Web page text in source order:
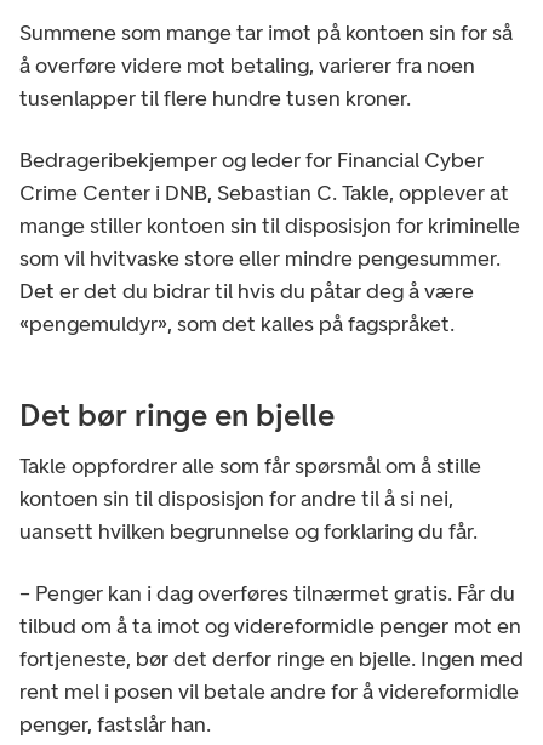
Summene som mange tar imot på kontoen sin for så
å overføre videre mot betaling, varierer fra noen
tusenlapper til flere hundre tusen kroner.
Bedrageribekjemper og leder for Financial Cyber
Crime Center i DNB, Sebastian C. Takle, opplever at
mange stiller kontoen sin til disposisjon for kriminelle
som vil hvitvaske store eller mindre pengesummer.
Det er det du bidrar til hvis du påtar deg å være
«pengemuldyr», som det kalles på fagspråket.
Det bør ringe en bjelle
Takle oppfordrer alle som får spørsmål om å stille
kontoen sin til disposisjon for andre til å si nei,
uansett hvilken begrunnelse og forklaring du får.
– Penger kan i dag overføres tilnærmet gratis. Får du
tilbud om å ta imot og videreformidle penger mot en
fortjeneste, bør det derfor ringe en bjelle. Ingen med
rent mel i posen vil betale andre for å videreformidle
penger, fastslår han.